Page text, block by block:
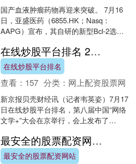
国产血液肿瘤药物再迎来突破。 7月16
日，亚盛医药（6855.HK；Nasq：
AAPG）宣布，其自研的新型Bcl-2选择
妥））正....
在线炒股平台排名 2024年我国网络文学用户规模累计达6.38亿人
在线炒股平台排名
查看： 157 分类： 网上配资股票网
新京报贝壳财经讯（记者韦英姿）7月17
日在线炒股平台排名，第八届中国“网络
文学+”大会在京举行，会上发布了
（下称：报告）。报....
最安全的股票配资网站 富德生命大富翁3.0：领取超高的王炸级养老金，到底咋买更划算？
最安全的股票配资网站